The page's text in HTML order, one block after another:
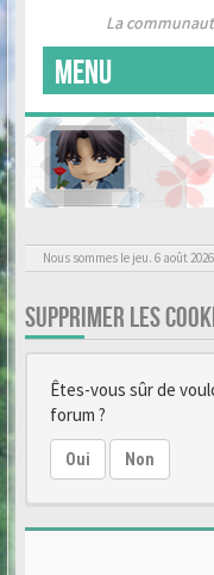
La
MENU
Nous sommes le jeu. 6 août
SUPPRIMER LES
Êtes-vous sûr de
forum ?
Oui Non